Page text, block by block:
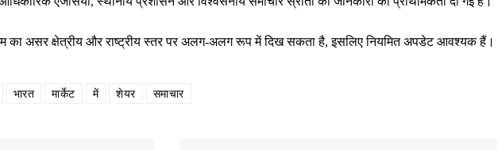
का असर क्षेत्रीय और राष्ट्रीय स्तर पर अलग-अलग रूप में दिख सकता है, इसलिए नियमित अपडेट आवश्यक हैं।
भारत मार्केट में शेयर समाचार